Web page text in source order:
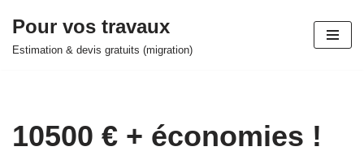
Aller
Pour vos travaux
Estimation & devis gratuits (migration)
10500 € + économies !